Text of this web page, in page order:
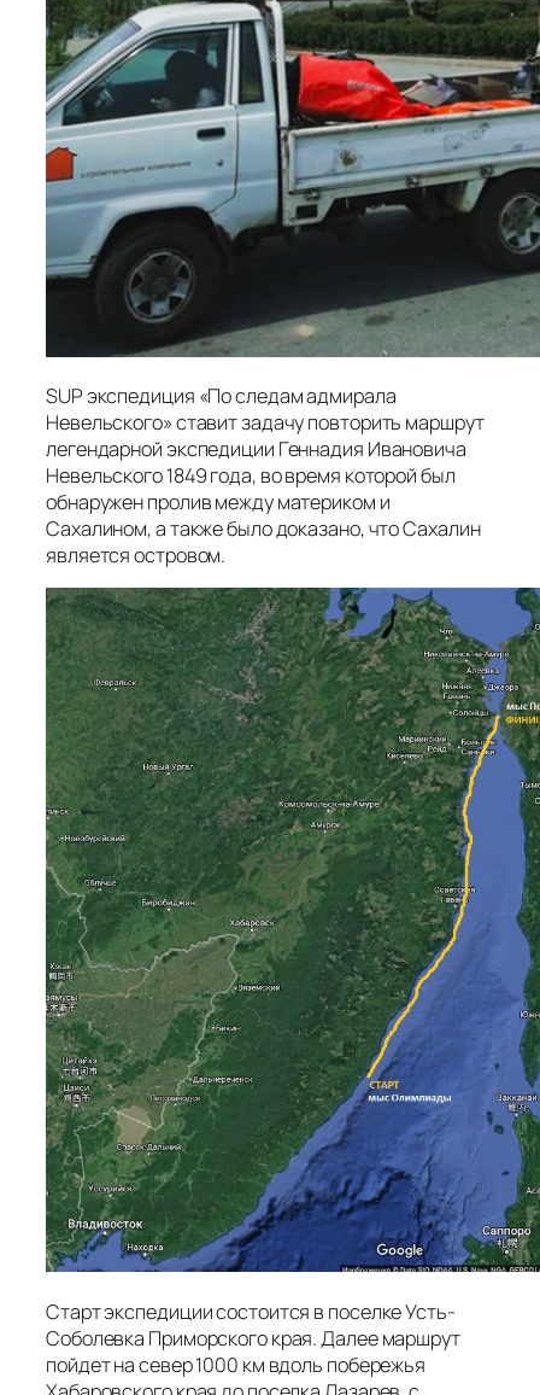
SUP экспедиция «По следам адмирала
Невельского» ставит задачу повторить маршрут
легендарной экспедиции Геннадия Ивановича
Невельского 1849 года, во время которой был
обнаружен пролив между материком и
Сахалином, а также было доказано, что Сахалин
является островом.
Старт экспедиции состоится в поселке Усть-
Соболевка Приморского края. Далее маршрут
пойдет на север 1000 км вдоль побережья